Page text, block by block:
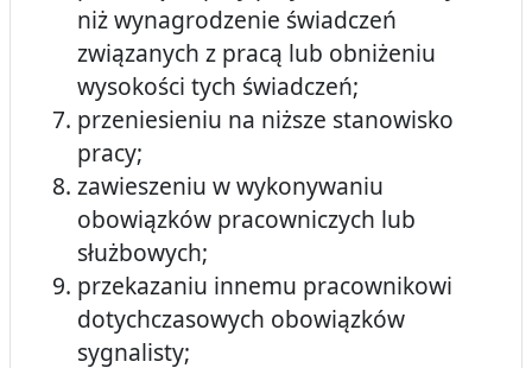
niż wynagrodzenie świadczeń
związanych z pracą lub obniżeniu
wysokości tych świadczeń;
przeniesieniu na niższe stanowisko
pracy;
zawieszeniu w wykonywaniu
obowiązków pracowniczych lub
służbowych;
przekazaniu innemu pracownikowi
dotychczasowych obowiązków
sygnalisty;